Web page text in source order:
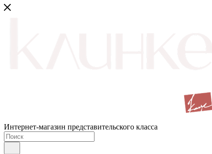
Интернет-магазин представительского класса